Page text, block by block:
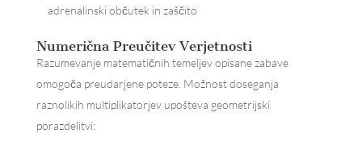
adrenalinski občutek in zaščito
Numerična Preučitev Verjetnosti
Razumevanje matematičnih temeljev opisane zabave
omogoča preudarjene poteze. Možnost doseganja
raznolikih multiplikatorjev upošteva geometrijski
porazdelitvi: